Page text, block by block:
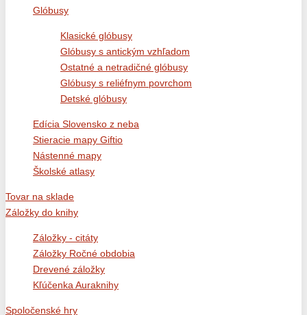
Glóbusy
Klasické glóbusy
Glóbusy s antickým vzhľadom
Ostatné a netradičné glóbusy
Glóbusy s reliéfnym povrchom
Detské glóbusy
Edícia Slovensko z neba
Stieracie mapy Giftio
Nástenné mapy
Školské atlasy
Tovar na sklade
Záložky do knihy
Záložky - citáty
Záložky Ročné obdobia
Drevené záložky
Kľúčenka Auraknihy
Spoločenské hry